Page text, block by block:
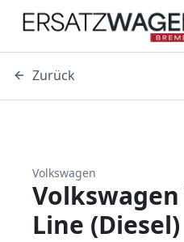
Zurück
Volkswagen
Volkswagen
Line (Diesel)